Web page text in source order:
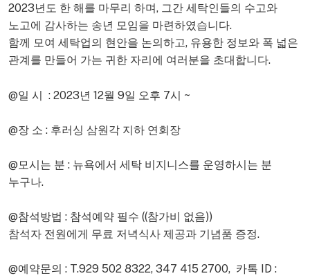
2023년도 한 해를 마무리 하며, 그간 세탁인들의 수고와
노고에 감사하는 송년 모임을 마련하였습니다.
함께 모여 세탁업의 현안을 논의하고, 유용한 정보와 폭 넓은
관계를 만들어 가는 귀한 자리에 여러분을 초대합니다.
@일 시 : 2023년 12월 9일 오후 7시 ~
@장 소 : 후러싱 삼원각 지하 연회장
@모시는 분 : 뉴욕에서 세탁 비지니스를 운영하시는 분
누구나.
@참석방법 : 참석예약 필수 ((참가비 없음))
참석자 전원에게 무료 저녁식사 제공과 기념품 증정.
@예약문의 : T.929 502 8322, 347 415 2700, 카톡 ID :